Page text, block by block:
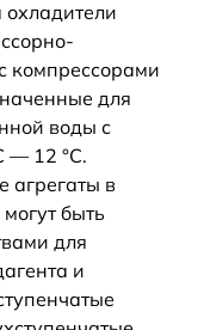
охладители
компрессорами
для
воды с
— 12 °С.
агрегаты в
быть
для
и